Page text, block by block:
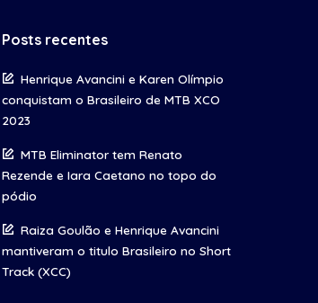
Posts recentes
Henrique Avancini e Karen Olímpio
conquistam o Brasileiro de MTB XCO
2023
MTB Eliminator tem Renato
Rezende e Iara Caetano no topo do
pódio
Raiza Goulão e Henrique Avancini
mantiveram o titulo Brasileiro no Short
Track (XCC)